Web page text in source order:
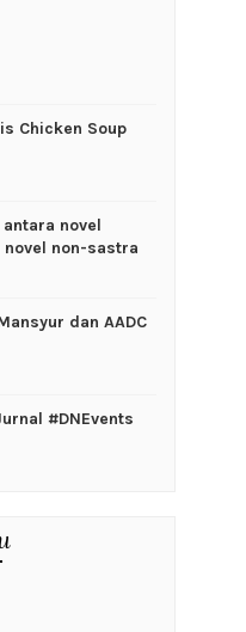
Chicken Soup
novel
non-sastra
dan AADC
#DNEvents